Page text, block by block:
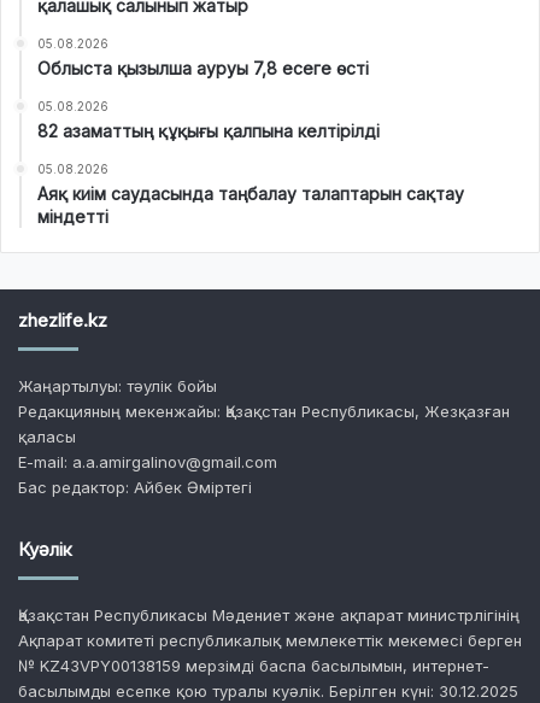
қалашық салынып жатыр
05.08.2026
Облыста қызылша ауруы 7,8 есеге өсті
05.08.2026
82 азаматтың құқығы қалпына келтірілді
05.08.2026
Аяқ киім саудасында таңбалау талаптарын сақтау
міндетті
zhezlife.kz
Жаңартылуы: тәулік бойы
Редакцияның мекенжайы: Қазақстан Республикасы, Жезқазған
қаласы
E-mail: a.a.amirgalinov@gmail.com
Бас редактор: Айбек Әміртегі
Куәлік
Қазақстан Республикасы Мәдениет және ақпарат министрлігінің
Ақпарат комитеті республикалық мемлекеттік мекемесі берген
№ KZ43VPY00138159 мерзімді баспа басылымын, интернет-
басылымды есепке қою туралы куәлік. Берілген күні: 30.12.2025